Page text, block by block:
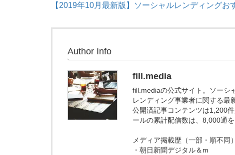
【2019年10月最新版】ソーシャルレンディングお
Author Info
fill.media
fill.mediaの公式サイト。ソーシ
レンディング事業者に関する最
公開済記事コンテンツは1,200
ールの累計配信数は、8,000通を
メディア掲載歴（一部・順不同）
・朝日新聞デジタル＆m